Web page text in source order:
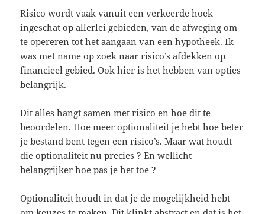
Risico wordt vaak vanuit een verkeerde hoek
ingeschat op allerlei gebieden, van de afweging om
te opereren tot het aangaan van een hypotheek. Ik
was met name op zoek naar risico’s afdekken op
financieel gebied. Ook hier is het hebben van opties
belangrijk.
Dit alles hangt samen met risico en hoe dit te
beoordelen. Hoe meer optionaliteit je hebt hoe beter
je bestand bent tegen een risico’s. Maar wat houdt
die optionaliteit nu precies ? En wellicht
belangrijker hoe pas je het toe ?
Optionaliteit houdt in dat je de mogelijkheid hebt